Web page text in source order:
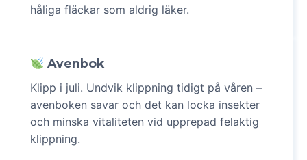
håliga fläckar som aldrig läker.
Avenbok
Klipp i juli. Undvik klippning tidigt på våren –
avenboken savar och det kan locka insekter
och minska vitaliteten vid upprepad felaktig
klippning.